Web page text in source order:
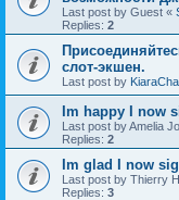
Last post by Guest «
Replies: 2
слот-экшен.
Last post by KiaraCha
Im happy I now
Last post byAmelia
Replies: 2
Im glad I now
Last post by Thierry
Replies: 3